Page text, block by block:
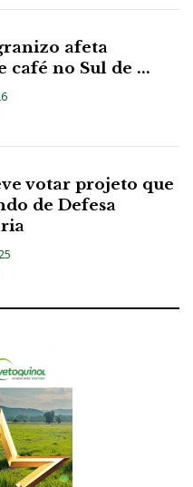
afeta
café no Sul de ...
votar projeto que
de Defesa